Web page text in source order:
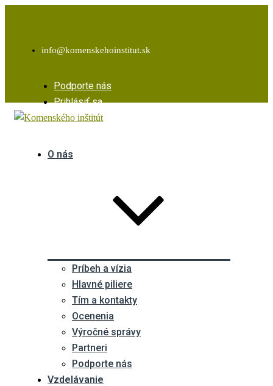
info@komenskehoinstitut.sk
Podporte nás
Prihlásiť sa
O nás
Príbeh a vízia
Hlavné piliere
Tím a kontakty
Ocenenia
Výročné správy
Partneri
Podporte nás
Vzdelávanie